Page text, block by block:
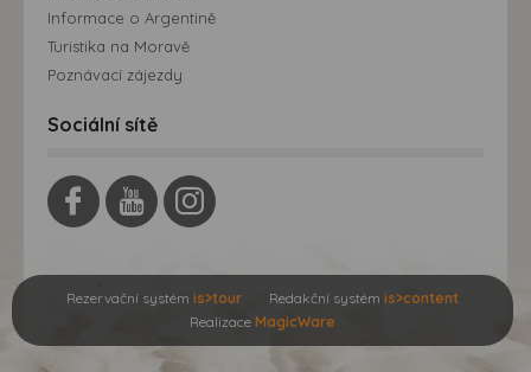
Informace o Argentině
Turistika na Moravě
Poznávací zájezdy
Sociální sítě
Rezervační systém is>tour Redakční systém is>content
Realizace MagicWare